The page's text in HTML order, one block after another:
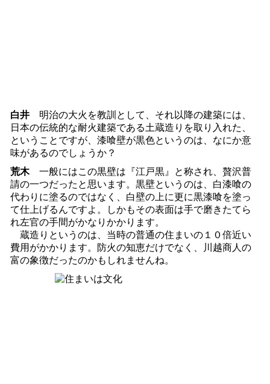
白井明治の大火を教訓として、それ以降の建築には、
日本の伝統的な耐火建築である土蔵造りを取り入れた、
ということですが、漆喰壁が黒色というのは、なにか意
味があるのでしょうか？
荒木一般にはこの黒壁は『江戸黒』と称され、贅沢普
請の一つだったと思います。黒壁というのは、白漆喰の
代わりに塗るのではなく、白壁の上に更に黒漆喰を塗っ
て仕上げるんですよ。しかもその表面は手で磨きたてら
れ左官の手間がかなりかかります。
蔵造りというのは、当時の普通の住まいの１０倍近い
費用がかかります。防火の知恵だけでなく、川越商人の
富の象徴だったのかもしれませんね。